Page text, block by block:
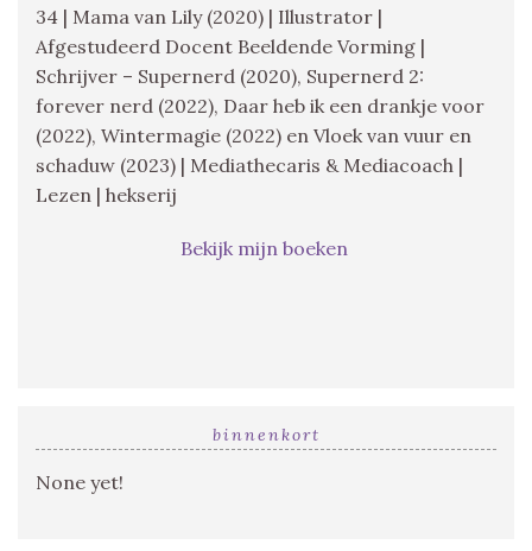
34 | Mama van Lily (2020) | Illustrator |
Afgestudeerd Docent Beeldende Vorming |
Schrijver – Supernerd (2020), Supernerd 2:
forever nerd (2022), Daar heb ik een drankje voor
(2022), Wintermagie (2022) en Vloek van vuur en
schaduw (2023) | Mediathecaris & Mediacoach |
Lezen | hekserij
Bekijk mijn boeken
binnenkort
None yet!